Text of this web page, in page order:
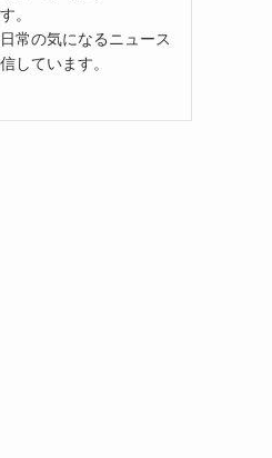
。
常の気になるニュース
しています。